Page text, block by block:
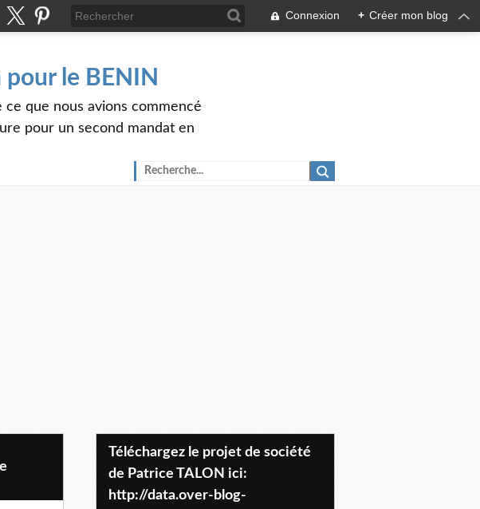
Connexion + Créer mon blog
pour le BENIN
que nous avions commencé
pour un second mandat en
Téléchargez le projet de société
de Patrice TALON ici:
http://data.over-blog-